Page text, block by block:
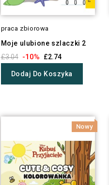
praca zbiorowa
Moje ulubione szlaczki 2
£3.04 -10% £2.74
Dodaj Do Koszyka
Nowy